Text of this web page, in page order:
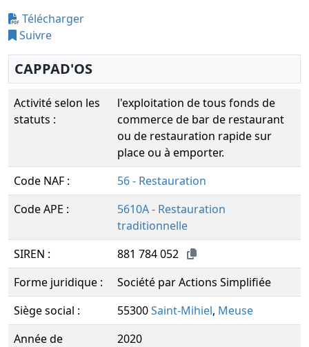
Télécharger
Suivre
CAPPAD'OS
Activité selon les
statuts :
l'exploitation de tous fonds de
commerce de bar de restaurant
ou de restauration rapide sur
place ou à emporter.
Code NAF :
56 - Restauration
Code APE :
5610A - Restauration
traditionnelle
SIREN :
881 784 052
Forme juridique :
Société par Actions Simplifiée
Siège social :
55300Saint-Mihiel, Meuse
Année de
2020